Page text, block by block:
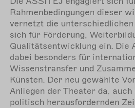
Rahmenbedingungen dieser
vernetzt die
sich für Förderung,
Qualitätsentwicklung ein. Die
dabei besonders für
Wissenstransfer und
Künsten. Der neu gewählte
Anliegen der Theater da, auch
politisch herausfordernden